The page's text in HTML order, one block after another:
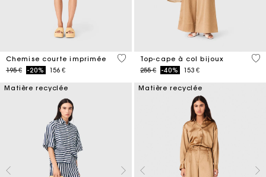
Chemise courte imprimée
Price reduced from
195 €to-20% 156 €
3,2 out of 5 Customer Rating
Top-cape à col bijoux
Price reduced from
255 €to-40% 153 €
3,1
Matière recyclée Matière recyclée